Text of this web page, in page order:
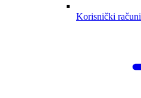
Korisnički računi